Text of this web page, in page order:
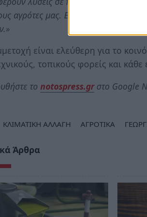
αγρότες μας. Ενώνουμε τις
είναι ελεύθερη για το
τοπικούς φορείς και
το notospress.grστο Google
ΚΛΙΜΑΤΙΚΗ ΑΛΛΑΓΗ ΑΓΡΟΤΙΚΑ
Άρθρα